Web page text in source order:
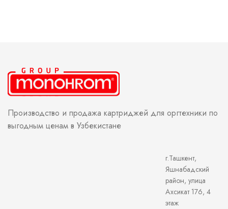
Производство и продажа картриджей для оргтехники по
выгодным ценам в Узбекистане
г.Ташкент,
Яшнабадский
район, улица
Ахсикат 176, 4
этаж